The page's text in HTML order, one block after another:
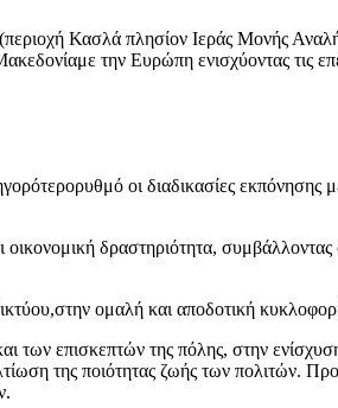
(περιοχή Κασλά πλησίον Ιεράς Μονής
με την Ευρώπη ενισχύοντας τις
ρυθμό οι διαδικασίες εκπόνησης
οικονομική δραστηριότητα, συμβάλλοντας
,στην ομαλή και αποδοτική
των επισκεπτών της πόλης, στην
της ποιότητας ζωής των πολιτών. Π
.